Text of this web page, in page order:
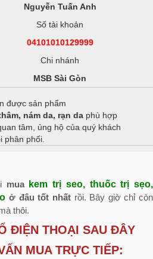
Nguyễn Tuấn Anh
Số tài khoản
04101010129999
Chi nhánh
MSB Sài Gòn
được sản phẩm
nám da, rạn da phù hợp
tâm, ủng hộ của quý khách
phân phối.
mua kem trị seo, thuốc trị sẹo,
ở đâu tốt nhấtrồi. Bây giờ chỉ còn
thôi.
ĐIỆN THOẠI SAU ĐÂY
MUA TRỰC TIẾP: